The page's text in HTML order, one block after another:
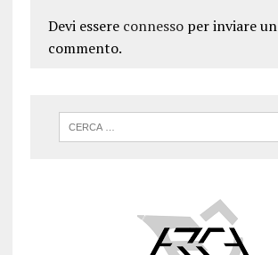
Devi essere connessoper inviare un
commento.